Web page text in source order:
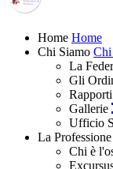
Home Home
Chi Siamo Chi
La
Gli
Gallerie
Ufficio
La Professione
Chi è